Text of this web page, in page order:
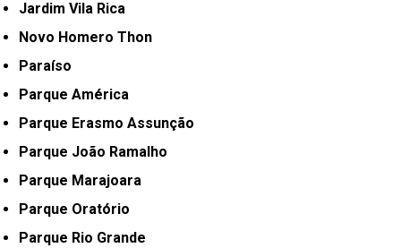
Jardim Vila Rica
Novo Homero Thon
Paraíso
Parque América
Parque Erasmo Assunção
Parque João Ramalho
Parque Marajoara
Parque Oratório
Parque Rio Grande